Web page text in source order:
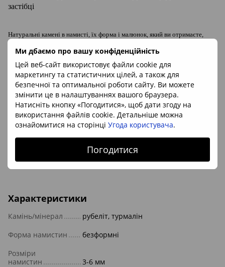
Ми дбаємо про вашу конфіденційність
Цей веб-сайт використовує файли cookie для
маркетингу та статистичних цілей, а також для
безпечної та оптимальної роботи сайту. Ви можете
змінити це в налаштуваннях вашого браузера.
Натисніть кнопку «Погодитися», щоб дати згоду на
використання файлів cookie. Детальніше можна
ознайомитися на сторінці Угода користувача.
Погодитися
застібці
Натуральні камені в намисті, їх форма і малюнок, який ви отримаєте,
природної неповторності. Намисто на фото взято з партії, яку ми
отримали від постачальника і фотографія - наша власна. Камені-Маркет
гарантує, що ви отримаєте виріб високої якості з натурального каменю
Мінерал:турмалін рубеліт
Розмір каменю:приб. 3 * 6мм
Довжина намиста:приб. 43см
Характеристики
Камінь/мінерал
рубеліт, турмалін
Форма намистин
безформні
Розміри
намистин
3-6 мм